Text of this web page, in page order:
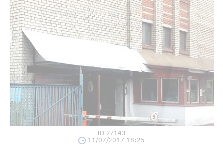
ID 27143
11/07/2017 18:25